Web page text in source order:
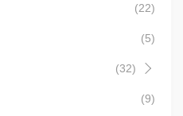
(22)
(5)
(32)
(9)